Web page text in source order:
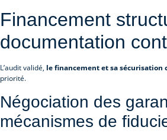
Financement
documentation
L’audit validé, le financement et sa sécurisation
priorité.
Négociation des
mécanismes de